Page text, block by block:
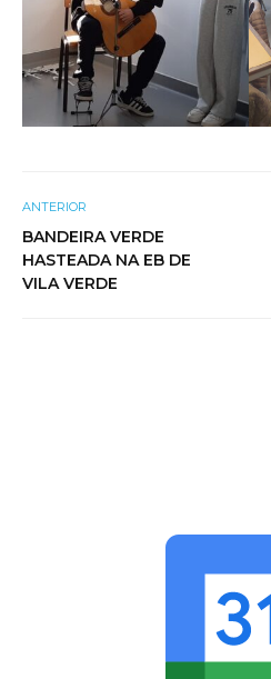
ANTERIOR
BANDEIRA VERDE
HASTEADA NA EB DE
VILA VERDE